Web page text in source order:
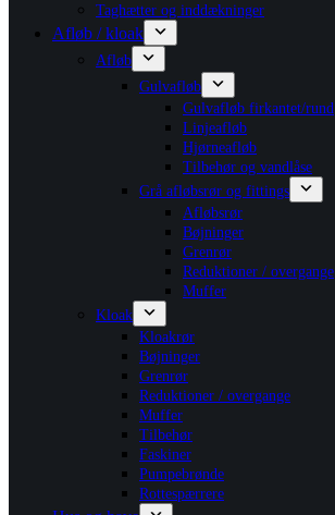
Taghætter og inddækninger
Afløb / kloak
Afløb
Gulvafløb
Gulvafløb firkantet/rund
Linjeafløb
Hjørneafløb
Tilbehør og vandlåse
Grå afløbsrør og fittings
Afløbsrør
Bøjninger
Grenrør
Reduktioner / overgange
Muffer
Kloak
Kloakrør
Bøjninger
Grenrør
Reduktioner / overgange
Muffer
Tilbehør
Faskiner
Pumpebrønde
Rottespærrere